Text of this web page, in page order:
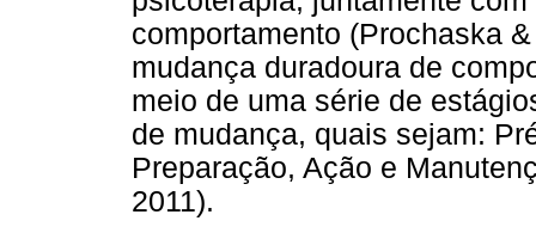
comportamento (Prochaska
mudança duradoura de
meio de uma série de
de mudança, quais sejam:
Preparação, Ação e
2011).